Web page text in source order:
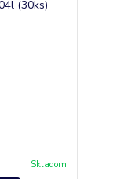
Skladom